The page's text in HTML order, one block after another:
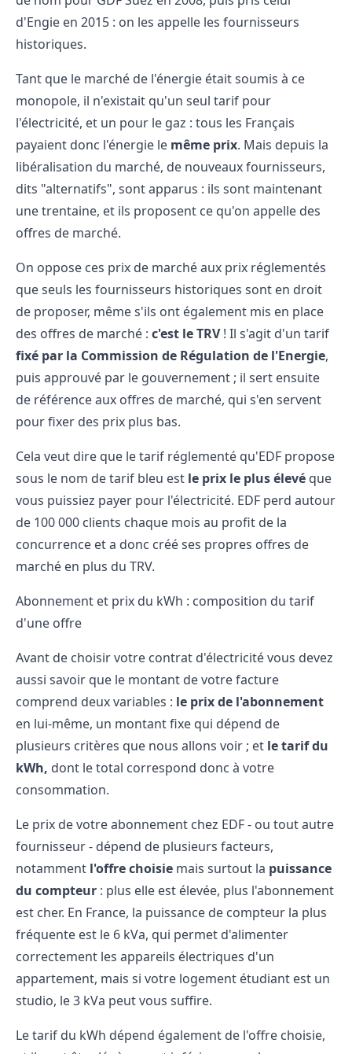
d'Engie en 2015 : on les appelle les fournisseurs
historiques.
Tant que le marché de l'énergie était soumis à ce
monopole, il n'existait qu'un seul tarif pour
l'électricité, et un pour le gaz : tous les Français
payaient donc l'énergie le même prix. Mais depuis la
libéralisation du marché, de nouveaux fournisseurs,
dits "alternatifs", sont apparus : ils sont maintenant
une trentaine, et ils proposent ce qu'on appelle des
offres de marché.
On oppose ces prix de marché aux prix réglementés
que seuls les fournisseurs historiques sont en droit
de proposer, même s'ils ont également mis en place
des offres de marché : c'est le TRV! Il s'agit d'un tarif
fixé par la Commission de Régulation de l'Energie,
puis approuvé par le gouvernement ; il sert ensuite
de référence aux offres de marché, qui s'en servent
pour fixer des prix plus bas.
Cela veut dire que le tarif réglementé qu'EDF propose
sous le nom de tarif bleu est le prix le plus élevé que
vous puissiez payer pour l'électricité. EDF perd autour
de 100 000 clients chaque mois au profit de la
concurrence et a donc créé ses propres offres de
marché en plus du TRV.
Abonnement et prix du kWh : composition du tarif
d'une offre
Avant de choisir votre contrat d'électricité vous devez
aussi savoir que le montant de votre facture
comprend deux variables : le prix de l'abonnement
en lui-même, un montant fixe qui dépend de
plusieurs critères que nous allons voir ; et le tarif du
kWh, dont le total correspond donc à votre
consommation.
Le prix de votre abonnement chez EDF - ou tout autre
fournisseur - dépend de plusieurs facteurs,
notamment l'offre choisie mais surtout la puissance
du compteur : plus elle est élevée, plus l'abonnement
est cher. En France, la puissance de compteur la plus
fréquente est le 6 kVa, qui permet d'alimenter
correctement les appareils électriques d'un
appartement, mais si votre logement étudiant est un
studio, le 3 kVa peut vous suffire.
Le tarif du kWh dépend également de l'offre choisie,